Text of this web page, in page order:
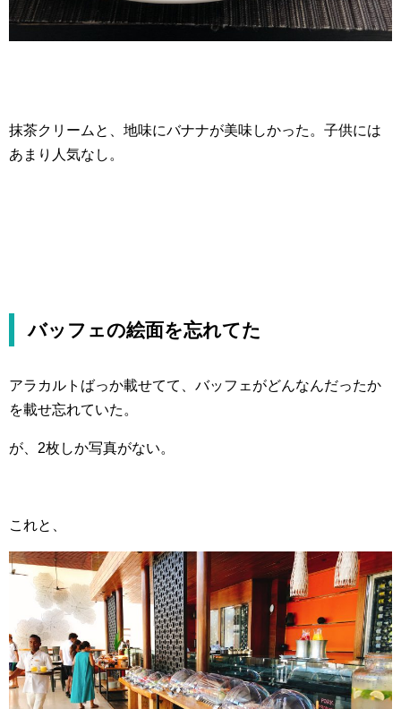
抹茶クリームと、地味にバナナが美味しかった。子供には
あまり人気なし。
バッフェの絵面を忘れてた
アラカルトばっか載せてて、バッフェがどんなんだったか
を載せ忘れていた。
が、2枚しか写真がない。
これと、